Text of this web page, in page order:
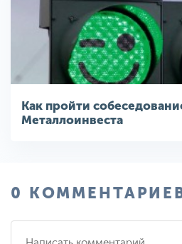
Как пройти
Металлоинвеста
0